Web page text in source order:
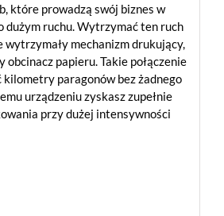
które prowadzą swój biznes w
dużym ruchu. Wytrzymać ten ruch
wytrzymały mechanizm drukujący,
obcinacz papieru. Takie połączenie
kilometry paragonów bez żadnego
urządzeniu zyskasz zupełnie
przy dużej intensywności